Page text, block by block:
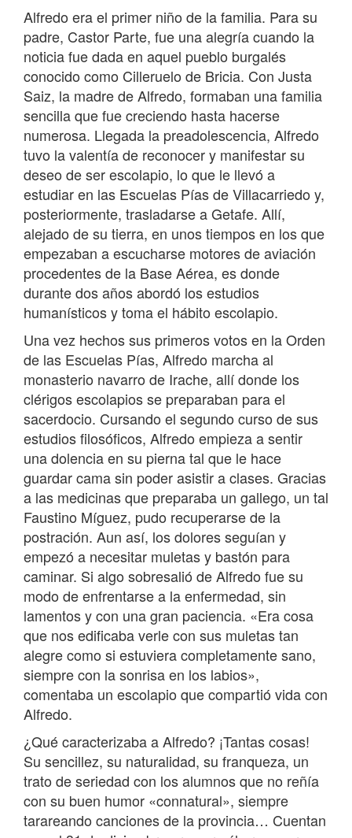
Alfredo era el primer niño de la familia. Para su
padre, Castor Parte, fue una alegría cuando la
noticia fue dada en aquel pueblo burgalés
conocido como Cilleruelo de Bricia. Con Justa
Saiz, la madre de Alfredo, formaban una familia
sencilla que fue creciendo hasta hacerse
numerosa. Llegada la preadolescencia, Alfredo
tuvo la valentía de reconocer y manifestar su
deseo de ser escolapio, lo que le llevó a
estudiar en las Escuelas Pías de Villacarriedo y,
posteriormente, trasladarse a Getafe. Allí,
alejado de su tierra, en unos tiempos en los que
empezaban a escucharse motores de aviación
procedentes de la Base Aérea, es donde
durante dos años abordó los estudios
humanísticos y toma el hábito escolapio.
Una vez hechos sus primeros votos en la Orden
de las Escuelas Pías, Alfredo marcha al
monasterio navarro de Irache, allí donde los
clérigos escolapios se preparaban para el
sacerdocio. Cursando el segundo curso de sus
estudios filosóficos, Alfredo empieza a sentir
una dolencia en su pierna tal que le hace
guardar cama sin poder asistir a clases. Gracias
a las medicinas que preparaba un gallego, un tal
Faustino Míguez, pudo recuperarse de la
postración. Aun así, los dolores seguían y
empezó a necesitar muletas y bastón para
caminar. Si algo sobresalió de Alfredo fue su
modo de enfrentarse a la enfermedad, sin
lamentos y con una gran paciencia. «Era cosa
que nos edificaba verle con sus muletas tan
alegre como si estuviera completamente sano,
siempre con la sonrisa en los labios»,
comentaba un escolapio que compartió vida con
Alfredo.
¿Qué caracterizaba a Alfredo? ¡Tantas cosas!
Su sencillez, su naturalidad, su franqueza, un
trato de seriedad con los alumnos que no reñía
con su buen humor «connatural», siempre
tarareando canciones de la provincia… Cuentan